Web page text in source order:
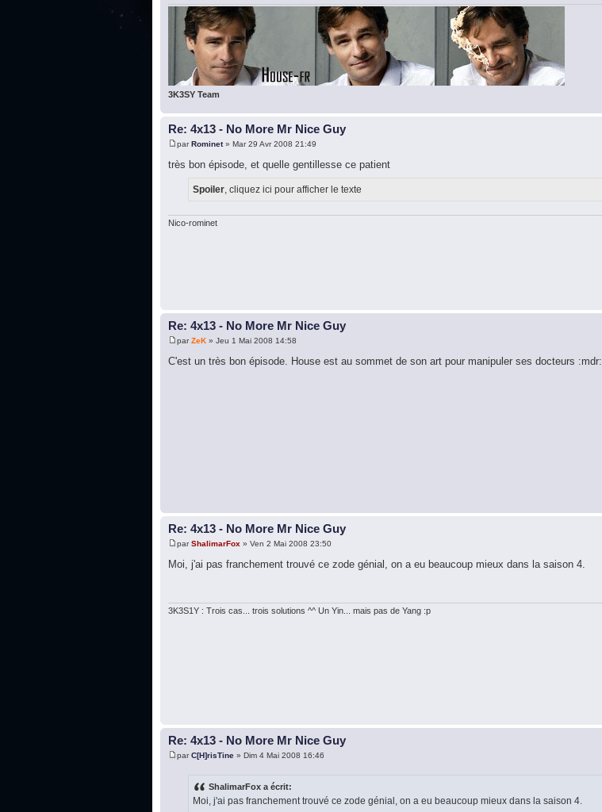
3K3SY Team
Re: 4x13 - No More Mr Nice Guy
par Rominet» Mar 29 Avr 2008 21:49
très bon épisode, et quelle gentillesse ce patient
Spoiler , cliquez ici pour afficher le texte
Nico-rominet
Re: 4x13 - No More Mr Nice Guy
parZeK » Jeu 1 Mai 2008 14:58
C'est un très bon épisode. House est au sommet de son art pour manipuler ses docteurs :mdr:
Re: 4x13 - No More Mr Nice Guy
parShalimarFox » Ven 2 Mai 2008 23:50
Moi, j'ai pas franchement trouvé ce zode génial, on a eu beaucoup mieux dans la saison 4.
3K3S1Y : Trois cas... trois solutions ^^ Un Yin... mais pas de Yang :p
Re: 4x13 - No More Mr Nice Guy
parC[H]risTine » Dim 4 Mai 2008 16:46
ShalimarFox a écrit:
Moi, j'ai pas franchement trouvé ce zode génial, on a eu beaucoup mieux dans la saison 4.